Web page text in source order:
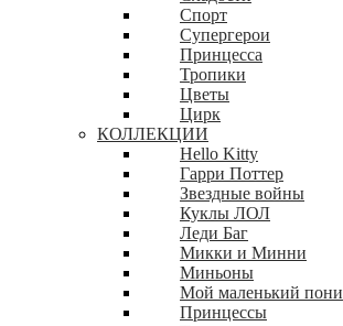
Спорт
Супергерои
Принцесса
Тропики
Цветы
Цирк
КОЛЛЕКЦИИ
Hello Kitty
Гарри Поттер
Звездные войны
Куклы ЛОЛ
Леди Баг
Микки и Минни
Миньоны
Мой маленький пони
Принцессы